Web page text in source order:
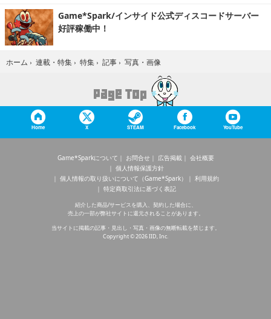
Game*Spark/インサイド公式ディスコードサーバー
好評稼働中！
ホーム › 連載・特集 › 特集 › 記事 › 写真・画像
Home X STEAM Facebook YouTube
Game*Sparkについて お問合せ 広告掲載
会社概要
個人情報保護方針
個人情報の取り扱いについて（Game*Spark）
利用規約
特定商取引法に基づく表記
紹介した商品/サービスを購入、契約した場合に、
売上の一部が弊社サイトに還元されることがあります。
当サイトに掲載の記事・見出し・写真・画像の無断転載を禁じます。
Copyright © 2026 IID, Inc.